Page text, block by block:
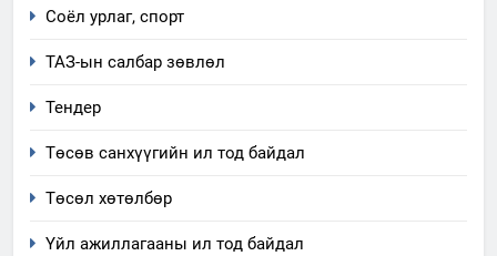
Соёл урлаг, спорт
ТАЗ-ын салбар зөвлөл
Тендер
Төсөв санхүүгийн ил тод байдал
Төсөл хөтөлбөр
Үйл ажиллагааны ил тод байдал
6
аудитын дүгнэлт
7
ИЛ ТОД БАЙДАЛ